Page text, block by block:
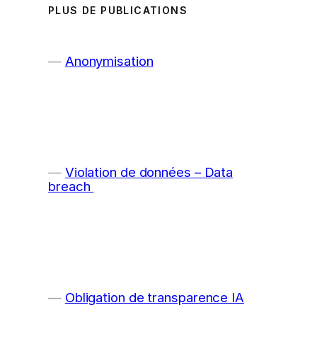
PLUS DE PUBLICATIONS
Anonymisation
Violation de données – Data
breach
Obligation de transparence IA